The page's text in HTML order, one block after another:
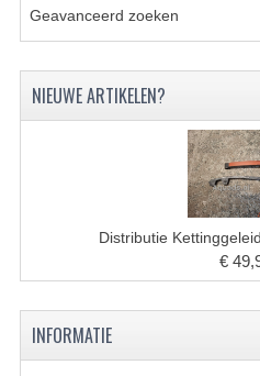
SHINERAY
SHINERAY
SHINERAY
SHINERAY
Geavanceerd zoeken
NIEUWE ARTIKELEN?
Distributie
€
INFORMATIE